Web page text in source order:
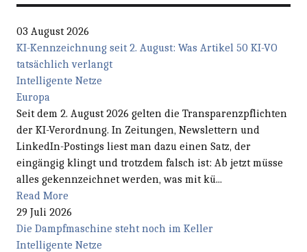
03 August 2026
KI-Kennzeichnung seit 2. August: Was Artikel 50 KI-VO
tatsächlich verlangt
Intelligente Netze
Europa
Seit dem 2. August 2026 gelten die Transparenzpflichten
der KI-Verordnung. In Zeitungen, Newslettern und
LinkedIn-Postings liest man dazu einen Satz, der
eingängig klingt und trotzdem falsch ist: Ab jetzt müsse
alles gekennzeichnet werden, was mit kü...
Read More
29 Juli 2026
Die Dampfmaschine steht noch im Keller
Intelligente Netze